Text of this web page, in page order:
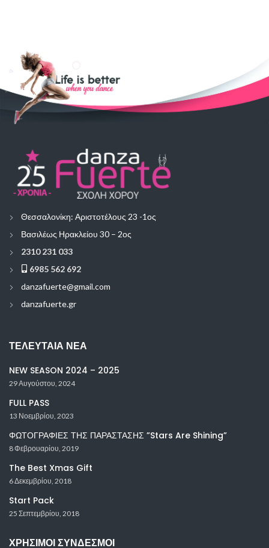
Θεσσαλονίκη: Αριστοτέλους 23 -1ος
Βασιλέως Ηρακλείου 30 – 2ος
2310 231 033
6985 562 692
danzafuerte@gmail.com
danzafuerte.gr
ΤΕΛΕΥΤΑΊΑ ΝΈΑ
NEW SEASON 2024 – 2025
29 Αυγούστου, 2024
FULL PASS
13 Νοεμβρίου, 2023
ΦΩΤΟΓΡΑΦΙΕΣ ΤΗΣ ΠΑΡΑΣΤΑΣΗΣ ”Stars Are Shining”
8 Φεβρουαρίου, 2019
The Best Xmas Gift
6 Δεκεμβρίου, 2018
Start Pack
25 Σεπτεμβρίου, 2018
ΧΡΉΣΙΜΟΙ ΣΎΝΔΕΣΜΟΙ